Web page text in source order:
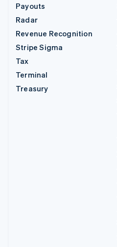
Payouts
Radar
Revenue Recognition
Stripe Sigma
Tax
Terminal
Treasury